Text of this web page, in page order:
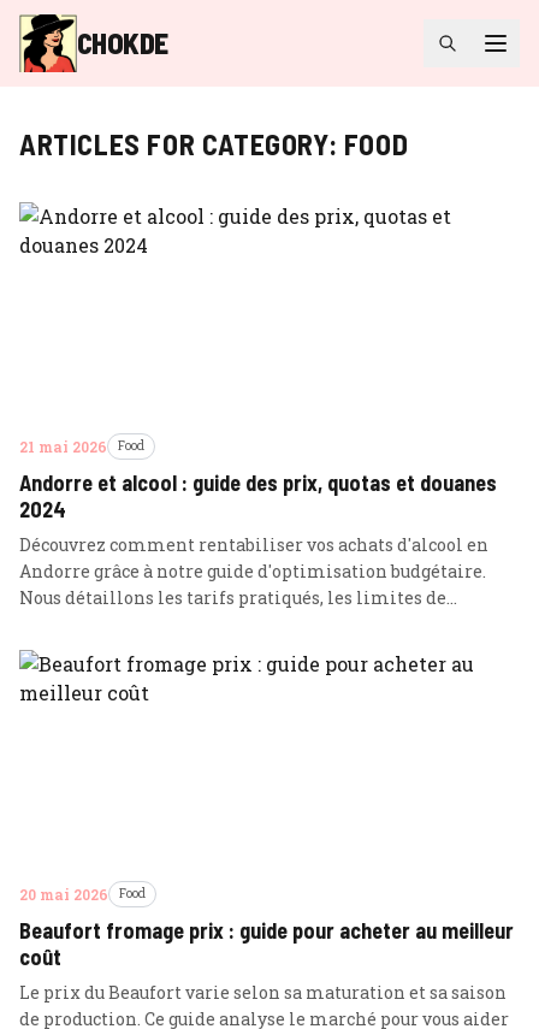
CHOKDE
ARTICLES FOR CATEGORY: FOOD
21 mai 2026 Food
Andorre et alcool : guide des prix, quotas et douanes
2024
Découvrez comment rentabiliser vos achats d'alcool en
Andorre grâce à notre guide d'optimisation budgétaire.
Nous détaillons les tarifs pratiqués, les limites de
franchir la douane sans encombre.
20 mai 2026 Food
Beaufort fromage prix : guide pour acheter au meilleur
coût
Le prix du Beaufort varie selon sa maturation et sa saison
de production. Ce guide analyse le marché pour vous aider